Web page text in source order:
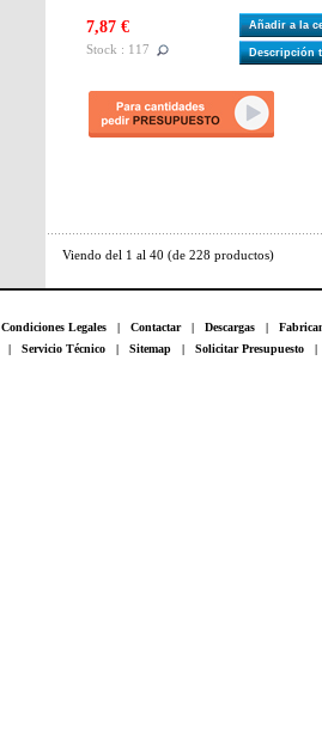
7,87 €
Stock : 117
Añadir a la
Descripción
Viendo del 1 al 40 (de 228 productos)
Condiciones Legales | Contactar| Descargas |
| Servicio Técnico | Sitemap | Solicitar Presupuesto